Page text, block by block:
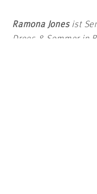
Ramona Jonesist
Drees & Sommer in